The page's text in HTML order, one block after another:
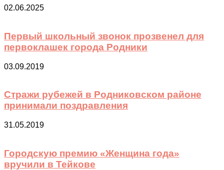
02.06.2025
Первый школьный звонок прозвенел для
первоклашек города Родники
03.09.2019
Стражи рубежей в Родниковском районе
принимали поздравления
31.05.2019
Городскую премию «Женщина года»
вручили в Тейкове